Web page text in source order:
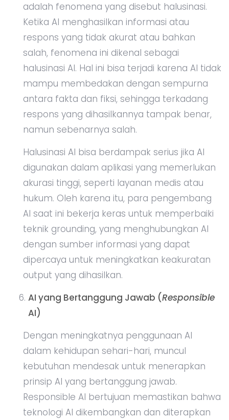
adalah fenomena yang disebut halusinasi.
Ketika AI menghasilkan informasi atau
respons yang tidak akurat atau bahkan
salah, fenomena ini dikenal sebagai
halusinasi AI. Hal ini bisa terjadi karena AI tidak
mampu membedakan dengan sempurna
antara fakta dan fiksi, sehingga terkadang
respons yang dihasilkannya tampak benar,
namun sebenarnya salah.
Halusinasi AI bisa berdampak serius jika AI
digunakan dalam aplikasi yang memerlukan
akurasi tinggi, seperti layanan medis atau
hukum. Oleh karena itu, para pengembang
AI saat ini bekerja keras untuk memperbaiki
teknik grounding, yang menghubungkan AI
dengan sumber informasi yang dapat
dipercaya untuk meningkatkan keakuratan
output yang dihasilkan.
AI yang Bertanggung Jawab (Responsible
AI)
Dengan meningkatnya penggunaan AI
dalam kehidupan sehari-hari, muncul
kebutuhan mendesak untuk menerapkan
prinsip AI yang bertanggung jawab.
Responsible AI bertujuan memastikan bahwa
teknologi AI dikembangkan dan diterapkan